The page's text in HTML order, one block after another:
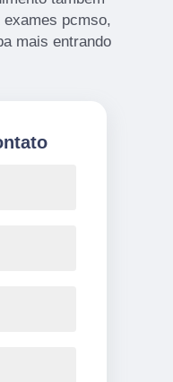
pcmso,
mais entrando